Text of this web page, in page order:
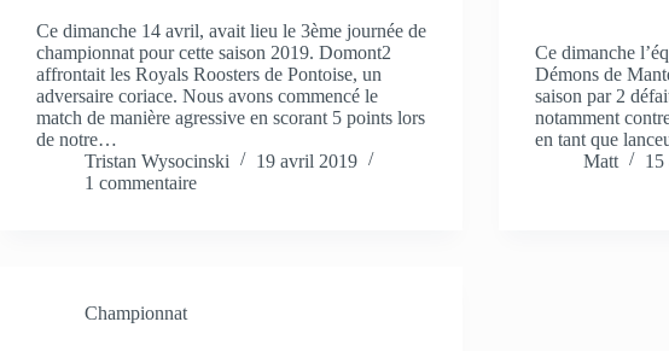
Ce dimanche 14 avril, avait lieu le 3ème journée de
championnat pour cette saison 2019. Domont2
affrontait les Royals Roosters de Pontoise, un
adversaire coriace. Nous avons commencé le
match de manière agressive en scorant 5 points lors
de notre…
Tristan Wysocinski
19 avril 2019
1 commentaire
Ce dimanche
Démons de
saison par 2
notamment
en tant que
Matt
15
Championnat